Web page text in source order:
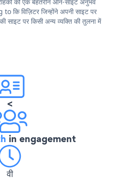
कि विज़िटर जिन्होंने अपनी साइट पर
साइट पर किसी अन्य व्यक्ति की तुलना में
<
in engagement
वी